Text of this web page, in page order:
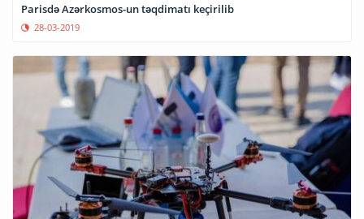
Parisdə Azərkosmos-un təqdimatı keçirilib
28-03-2019